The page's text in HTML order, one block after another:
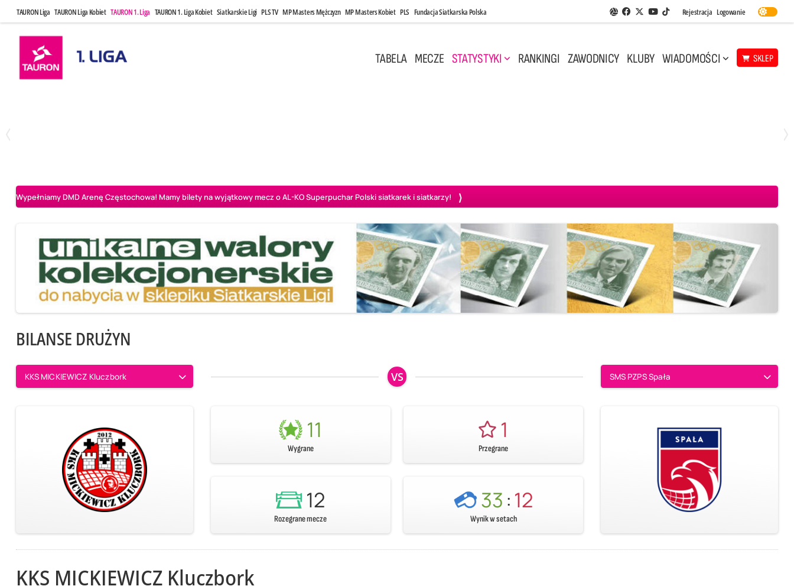
TAURON Liga TAURON Liga Kobiet TAURON 1. Liga TAURON 1. Liga Kobiet Siatkarskie Ligi PLS TV MP Masters Mężczyzn MP Masters Kobiet PLS Fundacja Siatkarska Polska Aplikacja Siatkarskie Ligi
Facebook
Twitter
Youtube
TikTok
Rejestracja Logowanie
TABELA MECZE STATYSTYKI RANKINGI ZAWODNICY KLUBY WIADOMOŚCI SKLEP
Wypełniamy DMD Arenę Częstochowa! Mamy bilety na wyjątkowy mecz o AL-KO Superpuchar Polski siatkarek i siatkarzy!
BILANSE DRUŻYN
KKS MICKIEWICZ Kluczbork VS SMS PZPS Spała
11
Wygrane
1
Przegrane
12
Rozegrane mecze
33:12
Wynik w setach
KKS MICKIEWICZ Kluczbork